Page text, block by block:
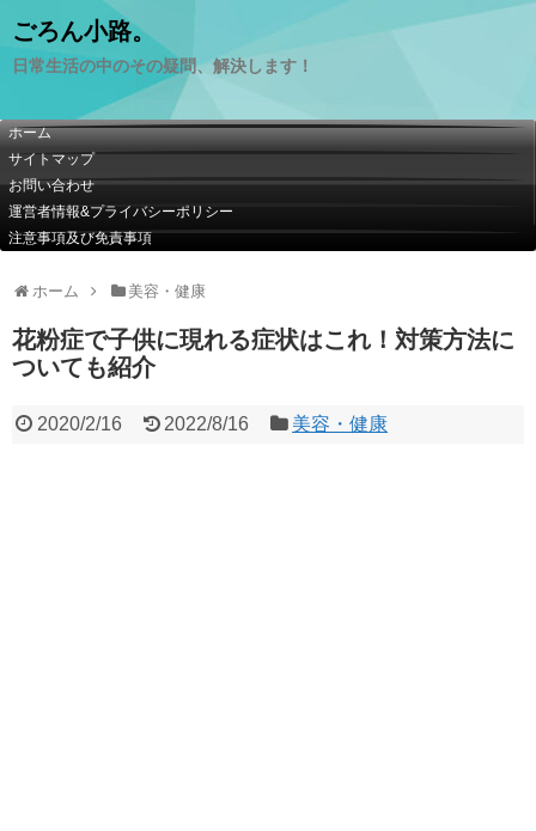
ごろん小路。
日常生活の中のその疑問、解決します！
ホーム
サイトマップ
お問い合わせ
運営者情報&プライバシーポリシー
注意事項及び免責事項
ホーム 美容・健康
花粉症で子供に現れる症状はこれ！対策方法に
ついても紹介
2020/2/16 2022/8/16 美容・健康